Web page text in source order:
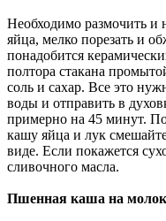
Необходимо размочить и
яйца, мелко порезать и
понадобится
полтора стакана
соль и сахар. Все это
воды и отправить в
примерно на 45 минут.
кашу яйца и лук
виде. Если покажется
сливочного масла.
Пшенная каша на